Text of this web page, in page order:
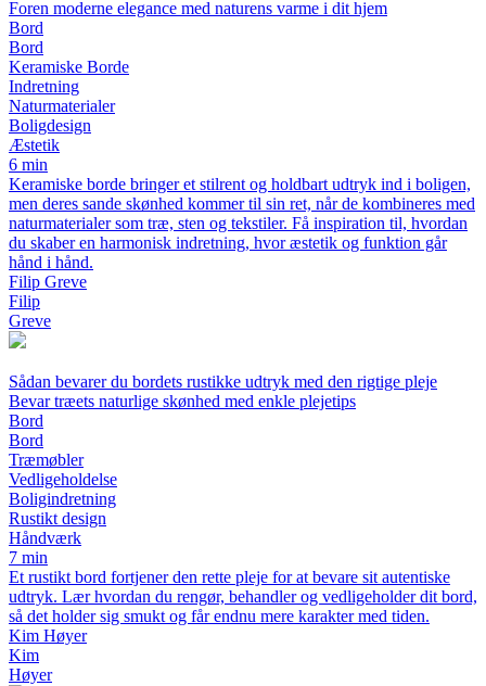
Foren moderne elegance med naturens varme i dit hjem
Bord
Bord
Keramiske Borde
Indretning
Naturmaterialer
Boligdesign
Æstetik
6 min
Keramiske borde bringer et stilrent og holdbart udtryk ind i boligen,
men deres sande skønhed kommer til sin ret, når de kombineres med
naturmaterialer som træ, sten og tekstiler. Få inspiration til, hvordan
du skaber en harmonisk indretning, hvor æstetik og funktion går
hånd i hånd.
Filip Greve
Filip
Greve
Sådan bevarer du bordets rustikke udtryk med den rigtige pleje
Bevar træets naturlige skønhed med enkle plejetips
Bord
Bord
Træmøbler
Vedligeholdelse
Boligindretning
Rustikt design
Håndværk
7 min
Et rustikt bord fortjener den rette pleje for at bevare sit autentiske
udtryk. Lær hvordan du rengør, behandler og vedligeholder dit bord,
så det holder sig smukt og får endnu mere karakter med tiden.
Kim Høyer
Kim
Høyer